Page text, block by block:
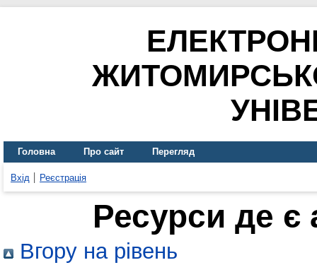
Головна Про сайт Перегляд
Вхід Реєстрація
Ресурси де є
Вгору на рівень